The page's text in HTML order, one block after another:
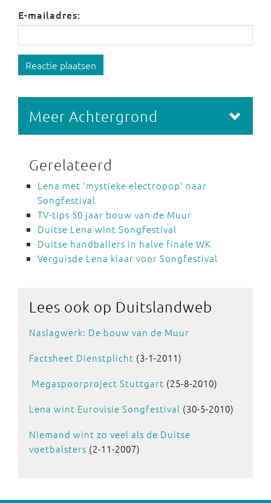
E-mailadres:
Reactie plaatsen
Meer Achtergrond
Gerelateerd
Lena met 'mystieke electropop' naar
Songfestival
TV-tips 50 jaar bouw van de Muur
Duitse Lena wint Songfestival
Duitse handballers in halve finale WK
Verguisde Lena klaar voor Songfestival
Lees ook op Duitslandweb
Naslagwerk: De bouw van de Muur
Factsheet Dienstplicht (3-1-2011)
Megaspoorproject Stuttgart (25-8-2010)
Lena wint Eurovisie Songfestival (30-5-2010)
Niemand wint zo veel als de Duitse
voetbalsters (2-11-2007)